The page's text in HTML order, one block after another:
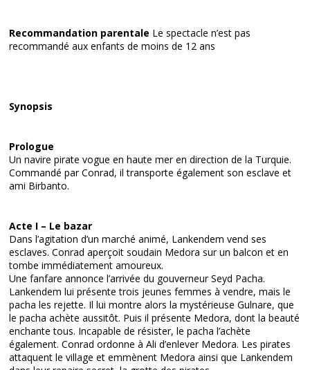
Recommandation parentale Le spectacle n’est pas
recommandé aux enfants de moins de 12 ans
Synopsis
Prologue
Un navire pirate vogue en haute mer en direction de la Turquie.
Commandé par Conrad, il transporte également son esclave et
ami Birbanto.
Acte I – Le bazar
Dans l’agitation d’un marché animé, Lankendem vend ses
esclaves. Conrad aperçoit soudain Medora sur un balcon et en
tombe immédiatement amoureux.
Une fanfare annonce l’arrivée du gouverneur Seyd Pacha.
Lankendem lui présente trois jeunes femmes à vendre, mais le
pacha les rejette. Il lui montre alors la mystérieuse Gulnare, que
le pacha achète aussitôt. Puis il présente Medora, dont la beauté
enchante tous. Incapable de résister, le pacha l’achète
également. Conrad ordonne à Ali d’enlever Medora. Les pirates
attaquent le village et emmènent Medora ainsi que Lankendem